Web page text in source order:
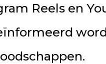
Reels en